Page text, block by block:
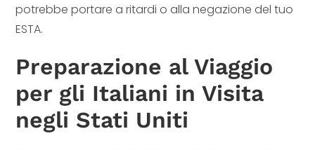
potrebbe portare a ritardi o alla negazione del tuo
ESTA.
Preparazione al Viaggio
per gli Italiani in Visita
negli Stati Uniti